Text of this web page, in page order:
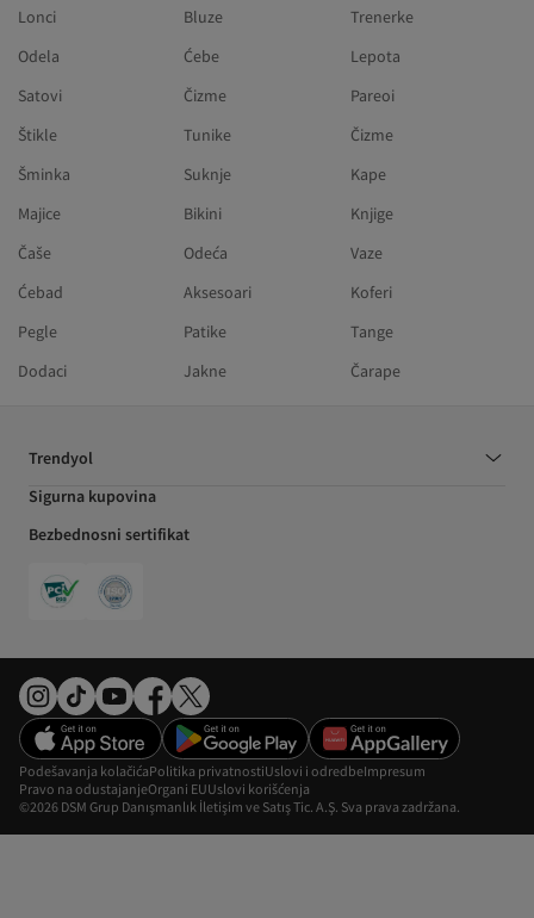
Lonci
Bluze
Trenerke
Odela
Ćebe
Lepota
Satovi
Čizme
Pareoi
Štikle
Tunike
Čizme
Šminka
Suknje
Kape
Majice
Bikini
Knjige
Čaše
Odeća
Vaze
Ćebad
Aksesoari
Koferi
Pegle
Patike
Tange
Dodaci
Jakne Čarape
Trendyol
Sigurna kupovina
Bezbednosni sertifikat
©2026 DSM Grup Danışmanlık İletişim ve Satış Tic. A.Ş. Sva prava zadržana.
Podešavanja kolačićaPolitika privatnostiUslovi i odredbeImpresum
Pravo na odustajanjeOrgani EUUslovi korišćenja